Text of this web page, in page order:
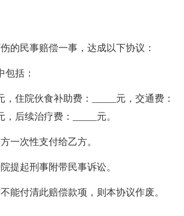
的民事赔偿一事，达成以下协议：
括：
住院伙食补助费：_____元，交通费：
后续治疗费：_____元。
一次性支付给乙方。
提起刑事附带民事诉讼。
能付清此赔偿款项，则本协议作废。